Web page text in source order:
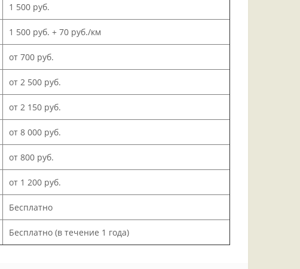
1 500 руб.
1 500 руб. + 70 руб./км
от 700 руб.
от 2 500 руб.
от 2 150 руб.
от 8 000 руб.
от 800 руб.
от 1 200 руб.
Бесплатно
Бесплатно (в течение 1 года)